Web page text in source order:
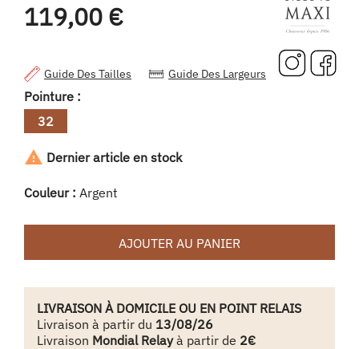
119,00 €
Guide Des Tailles Guide Des Largeurs
Pointure :
32
 Dernier article en stock
Couleur : Argent
AJOUTER AU PANIER
LIVRAISON À DOMICILE OU EN POINT RELAIS
Livraison à partir du 13/08/26
Livraison Mondial Relayà partir de 2€